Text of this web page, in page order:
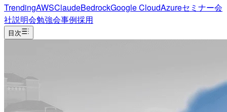
TrendingAWSClaudeBedrockGoogle CloudAzureセミナー会
社説明会勉強会事例採用
目次